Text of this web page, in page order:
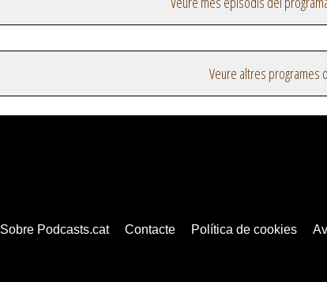
Veure altres programes
Sobre Podcasts.cat Contacte Política de cookies